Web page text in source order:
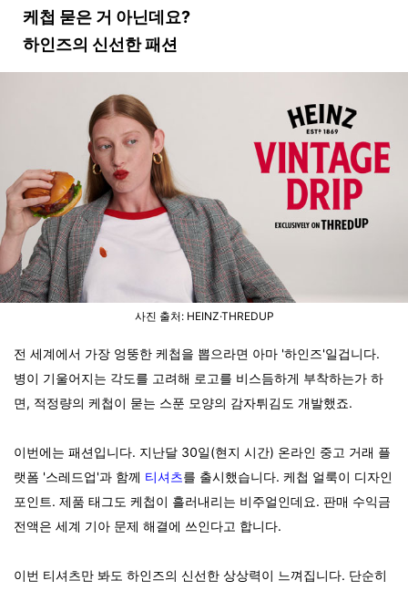
케첩 묻은 거 아닌데요?
하인즈의 신선한 패션
사진 출처: HEINZ·THREDUP
전 세계에서 가장 엉뚱한 케첩을 뽑으라면 아마 '하인즈'일겁니다.
병이 기울어지는 각도를 고려해 로고를 비스듬하게 부착하는가 하
면, 적정량의 케첩이 묻는 스푼 모양의 감자튀김도 개발했죠.
이번에는 패션입니다. 지난달 30일(현지 시간) 온라인 중고 거래 플
랫폼 '스레드업'과 함께 티셔츠를 출시했습니다. 케첩 얼룩이 디자인
포인트. 제품 태그도 케첩이 흘러내리는 비주얼인데요. 판매 수익금
전액은 세계 기아 문제 해결에 쓰인다고 합니다.
이번 티셔츠만 봐도 하인즈의 신선한 상상력이 느껴집니다. 단순히